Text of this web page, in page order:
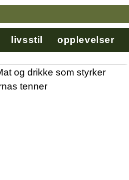
livsstil opplevelser